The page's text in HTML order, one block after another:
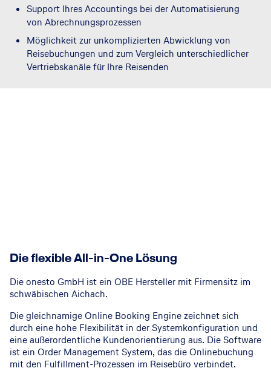
Support Ihres Accountings bei der Automatisierung
von Abrechnungsprozessen
Möglichkeit zur unkomplizierten Abwicklung von
Reisebuchungen und zum Vergleich unterschiedlicher
Vertriebskanäle für Ihre Reisenden
Die flexible All-in-One Lösung
Die onesto GmbH ist ein OBE Hersteller mit Firmensitz im
schwäbischen Aichach.
Die gleichnamige Online Booking Engine zeichnet sich
durch eine hohe Flexibilität in der Systemkonfiguration und
eine außerordentliche Kundenorientierung aus. Die Software
ist ein Order Management System, das die Onlinebuchung
mit den Fulfillment-Prozessen im Reisebüro verbindet.